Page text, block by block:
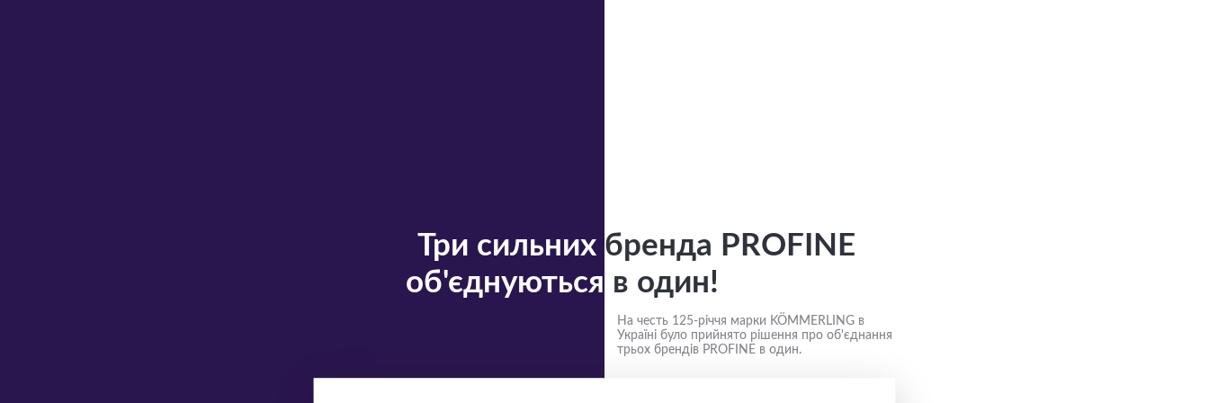
Три сильних
об'єднуються
бренда PROFINE
в один!
На честь 125-річчя марки KÖMMERLING в
Україні було прийнято рішення про об'єднання
трьох брендів PROFINE в один.